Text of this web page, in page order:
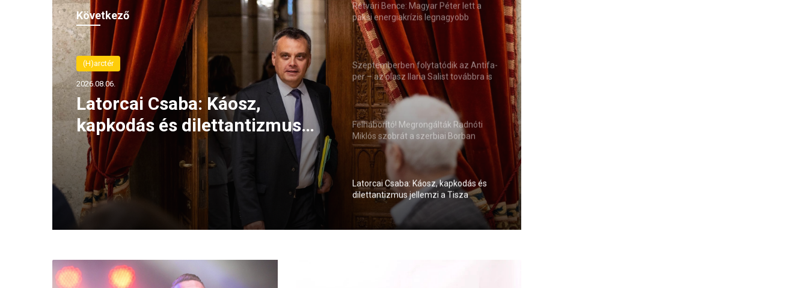
Következő
(H)arctér
2026.08.06.
Latorcai Csaba: Káosz,
kapkodás és dilettantizmus
jellemzi a Tisza kormányzását
Rétvári Bence: Magyar Péter lett a
paksi energiakrízis legnagyobb
rémhírterjesztője (VIDEÓ)
Szeptemberben folytatódik az Antifa-
per – az olasz Ilaria Salist továbbra is
mentelmi jog védi
Felháborító! Megrongálták Radnóti
Miklós szobrát a szerbiai Borban
Latorcai Csaba: Káosz, kapkodás és
dilettantizmus jellemzi a Tisza
kormányzását